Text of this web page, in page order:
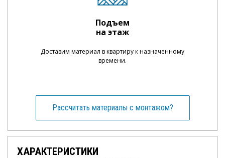
Подъем
на этаж
Доставим материал в квартиру к назначенному
времени.
Рассчитать материалы с монтажом?
ХАРАКТЕРИСТИКИ